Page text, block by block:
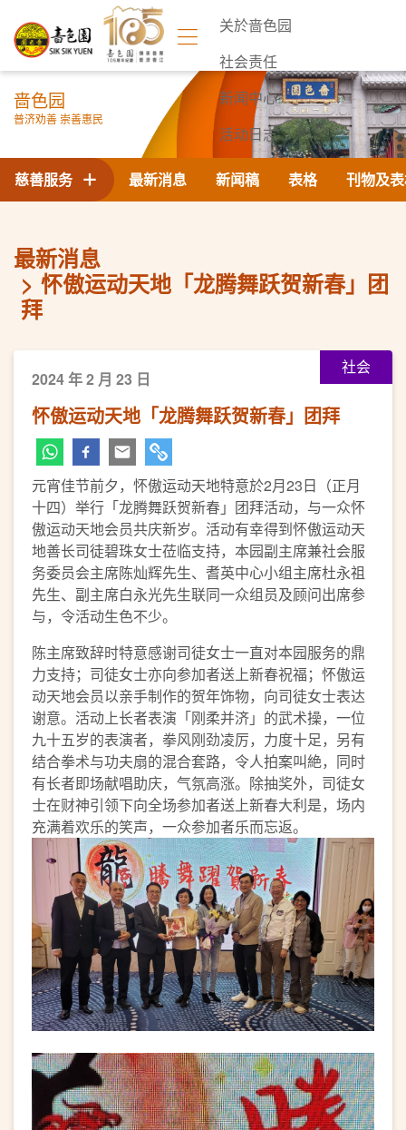
关於啬色园
社会责任
新闻中心
活动日志
联络我们
啬色园
普济劝善 崇善惠民
最新消息 新闻稿 表格 刊物及
慈善服务
最新消息
怀傲运动天地「龙腾舞跃贺新春」团
拜
社会
2024 年 2 月 23 日
怀傲运动天地「龙腾舞跃贺新春」团拜
元宵佳节前夕，怀傲运动天地特意於2月23日（正月
十四）举行「龙腾舞跃贺新春」团拜活动，与一众怀
傲运动天地会员共庆新岁。活动有幸得到怀傲运动天
地善长司徒碧珠女士莅临支持，本园副主席兼社会服
务委员会主席陈灿辉先生、耆英中心小组主席杜永祖
先生、副主席白永光先生联同一众组员及顾问出席参
与，令活动生色不少。
陈主席致辞时特意感谢司徒女士一直对本园服务的鼎
力支持；司徒女士亦向参加者送上新春祝福；怀傲运
动天地会员以亲手制作的贺年饰物，向司徒女士表达
谢意。活动上长者表演「刚柔并济」的武术操，一位
九十五岁的表演者，拳风刚劲凌厉，力度十足，另有
结合拳术与功夫扇的混合套路，令人拍案叫絶，同时
有长者即场献唱助庆，气氛高涨。除抽奖外，司徒女
士在财神引领下向全场参加者送上新春大利是，场内
充满着欢乐的笑声，一众参加者乐而忘返。